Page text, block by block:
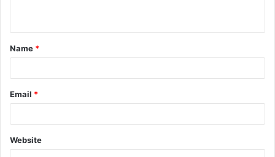
t
*
Name *
Email *
Website